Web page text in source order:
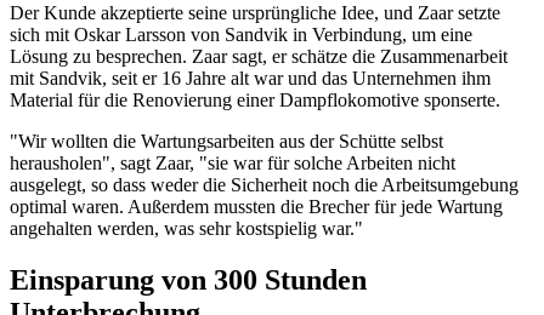
Der Kunde akzeptierte seine ursprüngliche Idee, und Zaar setzte
sich mit Oskar Larsson von Sandvik in Verbindung, um eine
Lösung zu besprechen. Zaar sagt, er schätze die Zusammenarbeit
mit Sandvik, seit er 16 Jahre alt war und das Unternehmen ihm
Material für die Renovierung einer Dampflokomotive sponserte.
"Wir wollten die Wartungsarbeiten aus der Schütte selbst
herausholen", sagt Zaar, "sie war für solche Arbeiten nicht
ausgelegt, so dass weder die Sicherheit noch die Arbeitsumgebung
optimal waren. Außerdem mussten die Brecher für jede Wartung
angehalten werden, was sehr kostspielig war."
Einsparung von 300 Stunden